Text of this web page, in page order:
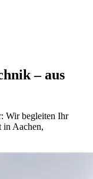
– aus
Wir begleiten Ihr
in Aachen,